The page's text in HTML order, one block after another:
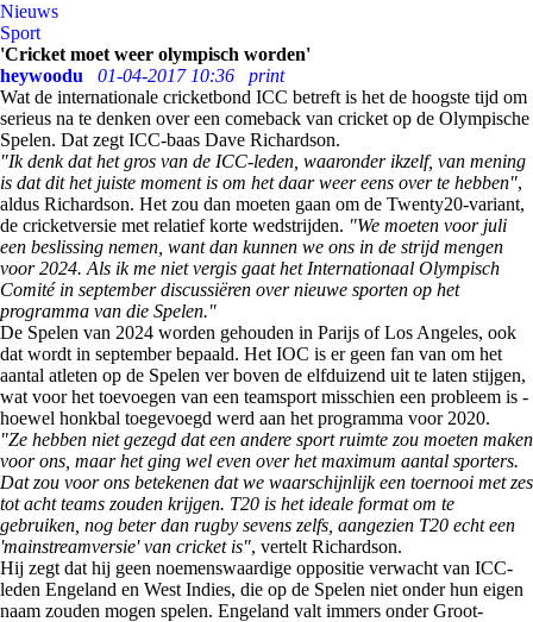
Nieuws
Sport
'Cricket moet weer olympisch worden'
heywoodu
01-04-2017 10:36
print
Wat de internationale cricketbond ICC betreft is het de hoogste tijd om
serieus na te denken over een comeback van cricket op de Olympische
Spelen. Dat zegt ICC-baas Dave Richardson.
"Ik denk dat het gros van de ICC-leden, waaronder ikzelf, van mening
is dat dit het juiste moment is om het daar weer eens over te hebben",
aldus Richardson. Het zou dan moeten gaan om de Twenty20-variant,
de cricketversie met relatief korte wedstrijden. "We moeten voor juli
een beslissing nemen, want dan kunnen we ons in de strijd mengen
voor 2024. Als ik me niet vergis gaat het Internationaal Olympisch
Comité in september discussiëren over nieuwe sporten op het
programma van die Spelen."
De Spelen van 2024 worden gehouden in Parijs of Los Angeles, ook
dat wordt in september bepaald. Het IOC is er geen fan van om het
aantal atleten op de Spelen ver boven de elfduizend uit te laten stijgen,
wat voor het toevoegen van een teamsport misschien een probleem is -
hoewel honkbal toegevoegd werd aan het programma voor 2020.
"Ze hebben niet gezegd dat een andere sport ruimte zou moeten maken
voor ons, maar het ging wel even over het maximum aantal sporters.
Dat zou voor ons betekenen dat we waarschijnlijk een toernooi met zes
tot acht teams zouden krijgen. T20 is het ideale format om te
gebruiken, nog beter dan rugby sevens zelfs, aangezien T20 echt een
'mainstreamversie' van cricket is", vertelt Richardson.
Hij zegt dat hij geen noemenswaardige oppositie verwacht van ICC-
leden Engeland en West Indies, die op de Spelen niet onder hun eigen
naam zouden mogen spelen. Engeland valt immers onder Groot-